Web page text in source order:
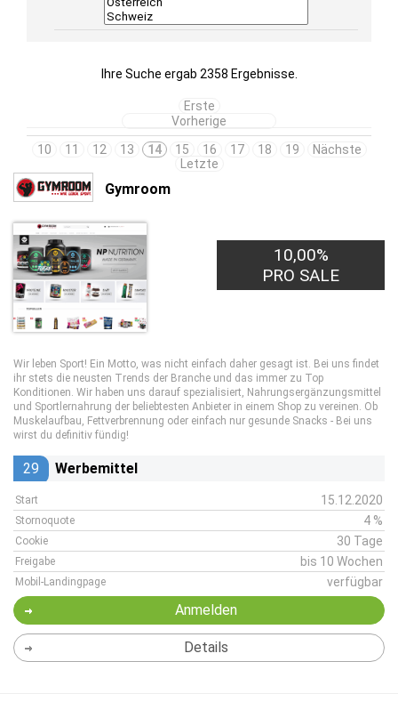
Ihre Suche ergab 2358 Ergebnisse.
Erste
Vorherige
10
11 12 13 14 15 16 17 18 19
Nächste
Letzte
Gymroom
10,00%
PRO SALE
Wir leben Sport! Ein Motto, was nicht einfach daher gesagt ist. Bei uns findet
ihr stets die neusten Trends der Branche und das immer zu Top
Konditionen. Wir haben uns darauf spezialisiert, Nahrungsergänzungsmittel
und Sportlernahrung der beliebtesten Anbieter in einem Shop zu vereinen. Ob
Muskelaufbau, Fettverbrennung oder einfach nur gesunde Snacks - Bei uns
wirst du definitiv fündig!
29 Werbemittel
Start 15.12.2020
Stornoquote 4 %
Cookie 30 Tage
Freigabe bis 10 Wochen
Mobil-Landingpage verfügbar
Anmelden
Details